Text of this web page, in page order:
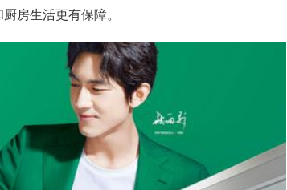
房生活更有保障。